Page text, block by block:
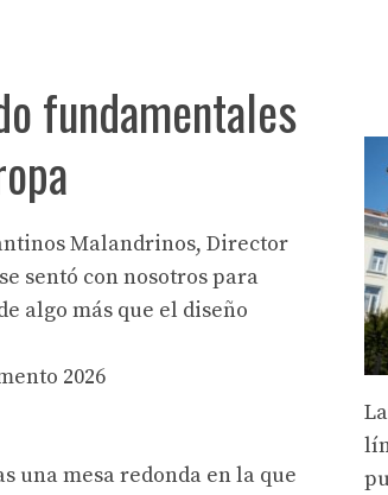
fundamentales
Malandrinos, Director
sentó con nosotros para
algo más que el diseño
2026
una mesa redonda en la que